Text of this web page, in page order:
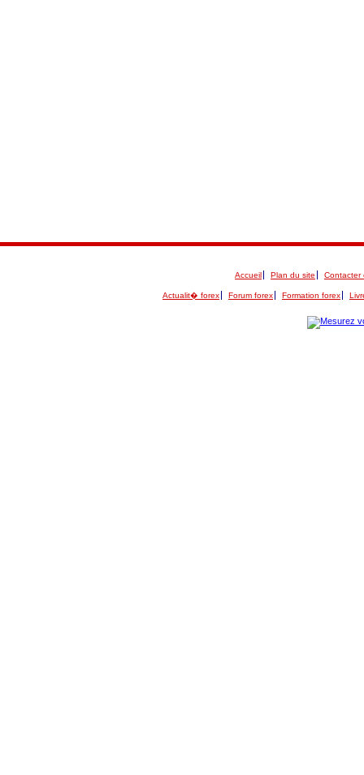
Accueil Plan du site Contacter
Actualit� forex Forum forex Formation forex